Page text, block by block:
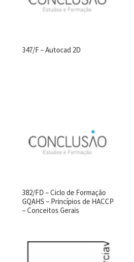
347/F – Autocad 2D
382/FD – Ciclo de Formação
GQAHS – Princípios de HACCP
– Conceitos Gerais